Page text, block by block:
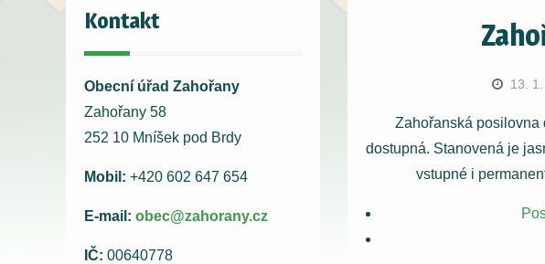
13.
Zahořanská posilovna
dostupná. Stanovená je
vstupné i
Kontakt
Obecní úřad Zahořany
Zahořany 58
252 10 Mníšek pod Brdy
Mobil: +420 602 647 654
E-mail: obec@zahorany.cz
IČ: 00640778